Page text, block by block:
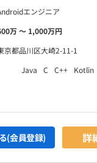
エンジニア
万 〜 1,000万円
京都品川区大崎2-11-1
Java C C++
Kotlin
(会員登録) 詳